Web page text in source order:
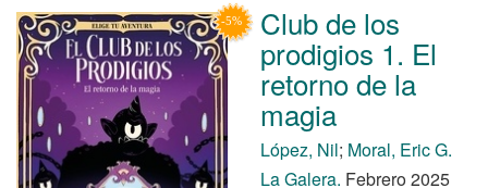
Club de los
prodigios 1. El
retorno de la
magia
López, Nil; Moral, Eric G.
La Galera. Febrero 2025